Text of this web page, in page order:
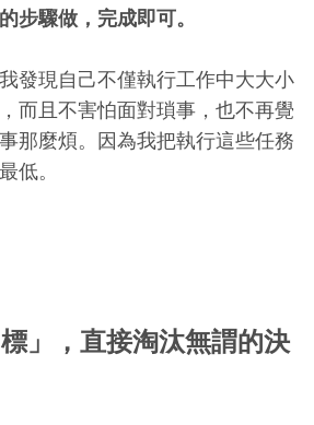
步驟做，完成即可。
發現自己不僅執行工作中大大小
而且不害怕面對瑣事，也不再覺
那麼煩。因為我把執行這些任務
低。
」，直接淘汰無謂的決